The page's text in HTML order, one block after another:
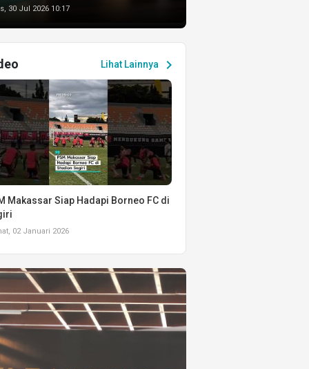
30 Jul 2026 10:17
Lihat Lainnya chevron_right
Makassar Siap Hadapi Borneo FC di
02 Januari 2026